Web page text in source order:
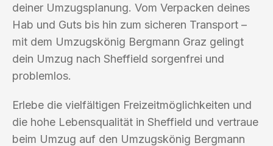
deiner Umzugsplanung. Vom Verpacken deines
Hab und Guts bis hin zum sicheren Transport –
mit dem Umzugskönig Bergmann Graz gelingt
dein Umzug nach Sheffield sorgenfrei und
problemlos.
Erlebe die vielfältigen Freizeitmöglichkeiten und
die hohe Lebensqualität in Sheffield und vertraue
beim Umzug auf den Umzugskönig Bergmann